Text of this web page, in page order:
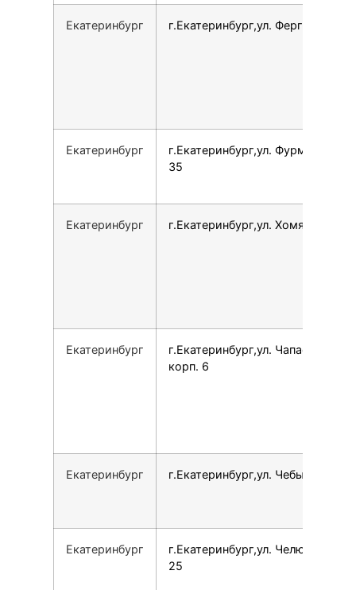
Екатеринбург г.Екатеринбург,ул. Ферганская, 1
Екатеринбург
г.Екатеринбург,ул. Фурманова,
35
Екатеринбург г.Екатеринбург,ул. Хомякова, 20
Екатеринбург
г.Екатеринбург,ул. Чапаева, 14
корп. 6
Екатеринбург г.Екатеринбург,ул. Чебышева, 6
Екатеринбург
г.Екатеринбург,ул. Челюскинцев,
25